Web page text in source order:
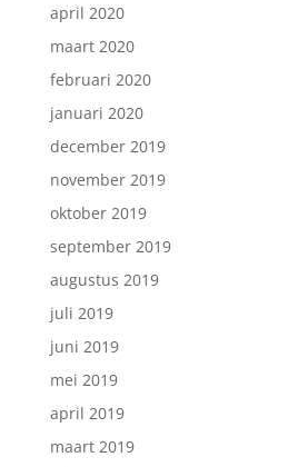
april 2020
maart 2020
februari 2020
januari 2020
december 2019
november 2019
oktober 2019
september 2019
augustus 2019
juli 2019
juni 2019
mei 2019
april 2019
maart 2019